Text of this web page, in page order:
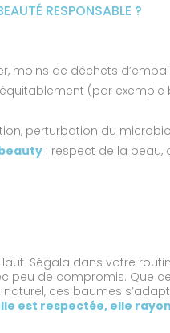
RESPONSABLE ?
moins de déchets
(par exemple
perturbation du
: respect de la peau,
Ségala dans votre
peu de compromis. Que
ces baumes
est respectée, elle